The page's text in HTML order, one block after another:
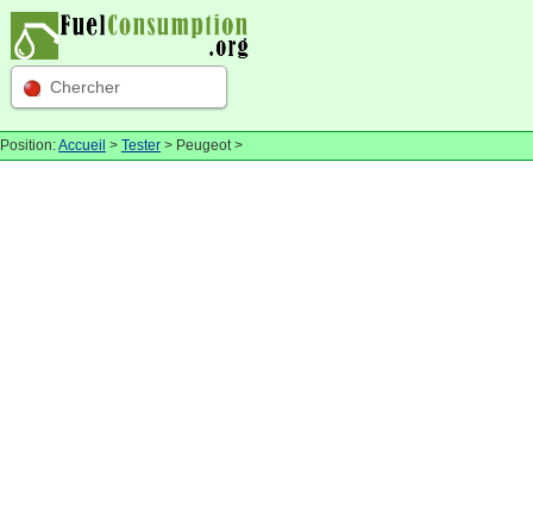
Chercher
Position:Accueil > Tester > Peugeot >